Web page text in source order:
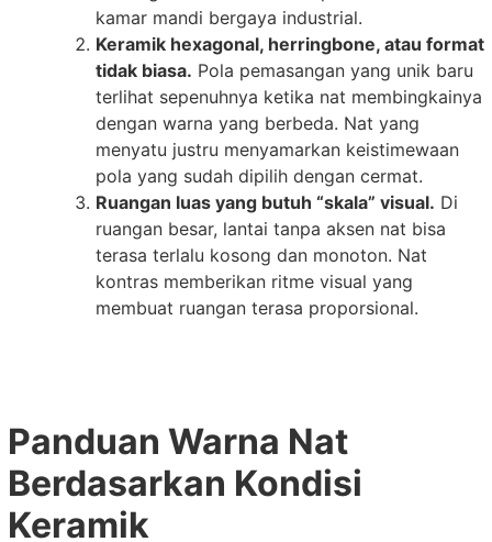
kamar mandi bergaya industrial.
Keramik hexagonal, herringbone, atau format
tidak biasa. Pola pemasangan yang unik baru
terlihat sepenuhnya ketika nat membingkainya
dengan warna yang berbeda. Nat yang
menyatu justru menyamarkan keistimewaan
pola yang sudah dipilih dengan cermat.
Ruangan luas yang butuh “skala” visual. Di
ruangan besar, lantai tanpa aksen nat bisa
terasa terlalu kosong dan monoton. Nat
kontras memberikan ritme visual yang
membuat ruangan terasa proporsional.
Panduan Warna Nat
Berdasarkan Kondisi
Keramik